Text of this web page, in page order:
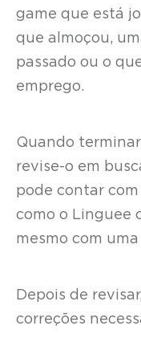
game que está
que almoçou,
passado ou o
emprego.
Quando
revise-o em
pode contar
como o Linguee
mesmo com
Depois de
correções